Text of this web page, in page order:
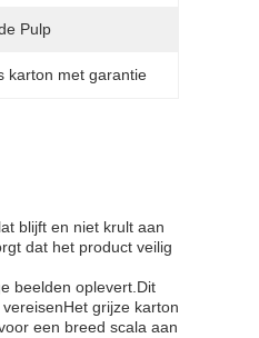
Pulp
karton met garantie
blijft en niet krult aan
dat het product veilig
beelden oplevert.Dit
grijze karton
een breed scala aan